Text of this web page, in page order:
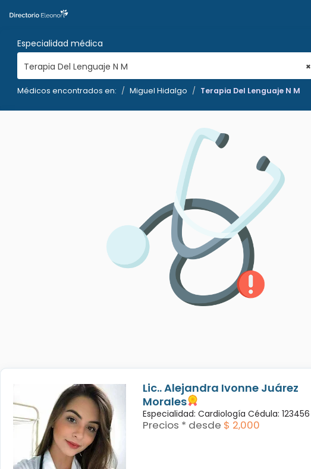
Especialidad médica
×
Terapia Del Lenguaje N M
Médicos encontrados en: Miguel Hidalgo Terapia Del Lenguaje N M
Lic.. Alejandra Ivonne Juárez
Morales
Especialidad: Cardiología Cédula: 123456
Precios * desde $ 2,000